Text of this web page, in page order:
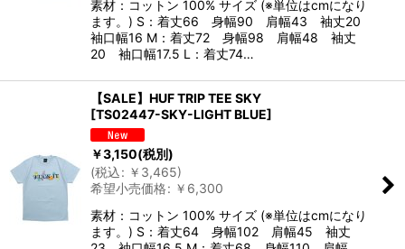
素材：コットン 100% サイズ (※単位はcmになり
ます。) S：着丈66 身幅90 肩幅43 袖丈20
袖口幅16 M：着丈72 身幅98 肩幅48 袖丈
20 袖口幅17.5 L：着丈74…
【SALE】HUF TRIP TEE SKY
[TS02447-SKY-LIGHT BLUE]
￥3,150(税別)
(税込: ￥ 3,465)
希望小売価格: ￥ 6,300
素材：コットン 100% サイズ (※単位はcmになり
ます。) S：着丈64 身幅102 肩幅45 袖丈